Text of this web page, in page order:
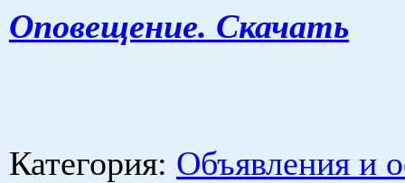
Оповещение. Скачать
Категория: Объявления и